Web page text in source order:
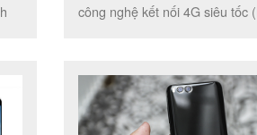
công nghệ kết nối 4G siêu tốc